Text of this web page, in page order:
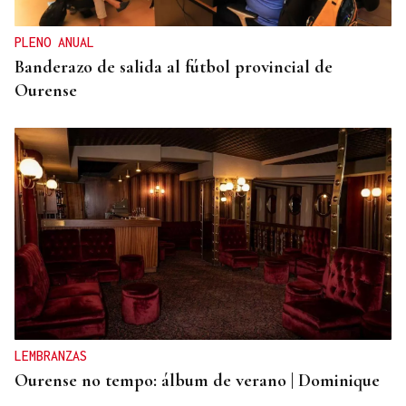
que lo hace posible"
PLENO ANUAL
Banderazo de salida al fútbol provincial de
Ourense
LEMBRANZAS
Ourense no tempo: álbum de verano | Dominique